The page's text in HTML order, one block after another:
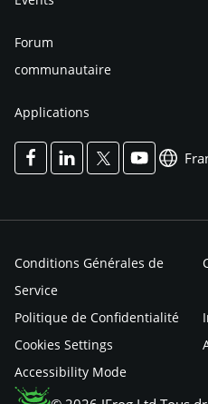
Forum
communautaire
Applications
Conditions Générales de
Service
Politique de Confidentialité
Cookies Settings
Accessibility Mode